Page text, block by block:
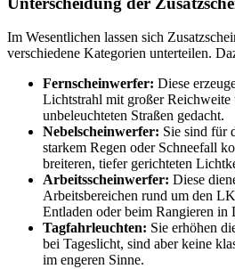
Im Wesentlichen lassen sich
verschiedene Kategorien unterteilen.
Fernscheinwerfer: Diese
Lichtstrahl mit großer
unbeleuchteten Straßen gedacht.
Nebelscheinwerfer: Sie sind für
starkem Regen oder Schneefall
breiteren, tiefer gerichteten
Arbeitsscheinwerfer: Diese
Arbeitsbereichen rund um den
Entladen oder beim Rangieren in
Tagfahrleuchten: Sie erhöhen
bei Tageslicht, sind aber keine
im engeren Sinne.